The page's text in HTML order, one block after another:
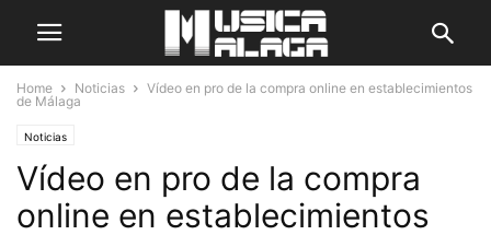
Home Noticias
Vídeo en pro de la compra online en establecimientos
de Málaga
Noticias
Vídeo en pro de la compra
online en establecimientos